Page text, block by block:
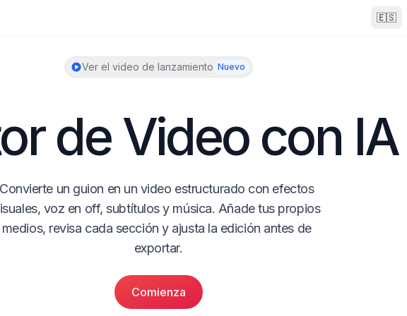
🇪🇸
Ver el video de lanzamiento Nuevo
de Video con IA
Convierte un guion en un video estructurado con efectos
voz en off, subtítulos y música. Añade tus propios
medios, revisa cada sección y ajusta la edición antes de
exportar.
Comienza